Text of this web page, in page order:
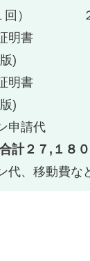
１回） ２
業証明
)
績証明
)
ン申請代
合計２７,１８
、移動費な